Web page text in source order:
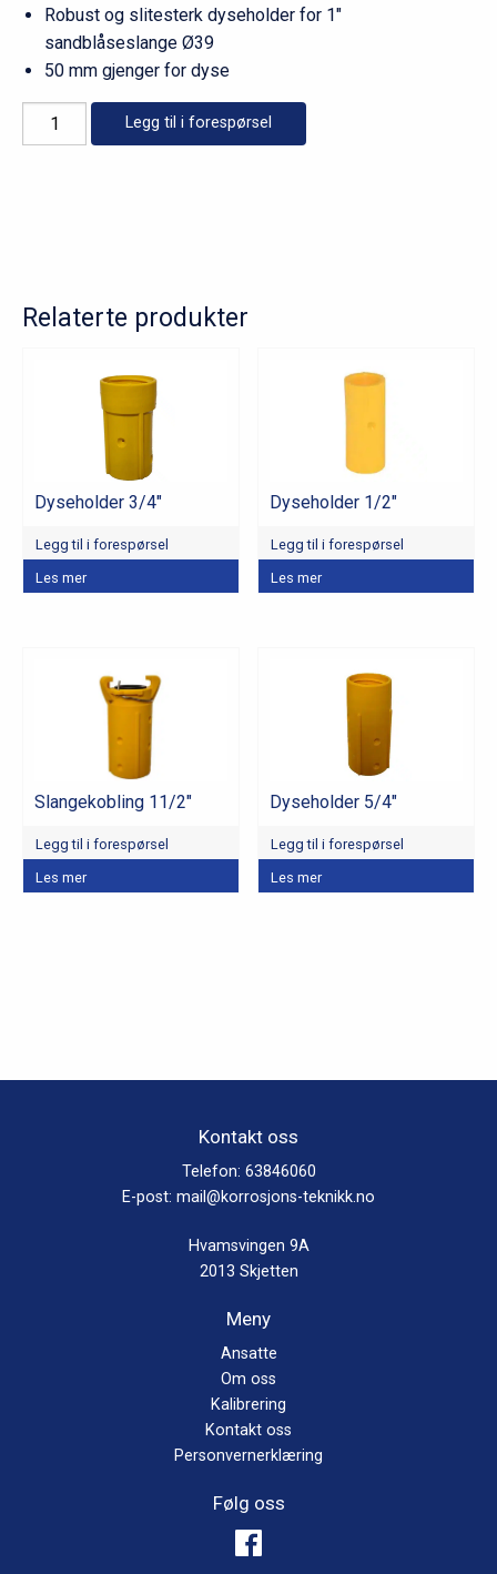
Robust og slitesterk dyseholder for 1″
sandblåseslange Ø39
50 mm gjenger for dyse
Dyseholder
1"
Legg til i forespørsel
Relaterte produkter
Dyseholder 3/4″
Legg til i forespørsel
Les mer
Dyseholder 1/2″
Legg til i forespørsel
Les mer
Slangekobling 11/2″
Legg til i forespørsel
Les mer
Dyseholder 5/4″
Legg til i forespørsel
Les mer
Kontakt oss
Telefon: 63846060
E-post: mail@korrosjons-teknikk.no
Hvamsvingen 9A
2013 Skjetten
Meny
Ansatte
Om oss
Kalibrering
Kontakt oss
Personvernerklæring
Følg oss